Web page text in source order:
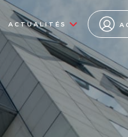
ACTUALITÉS